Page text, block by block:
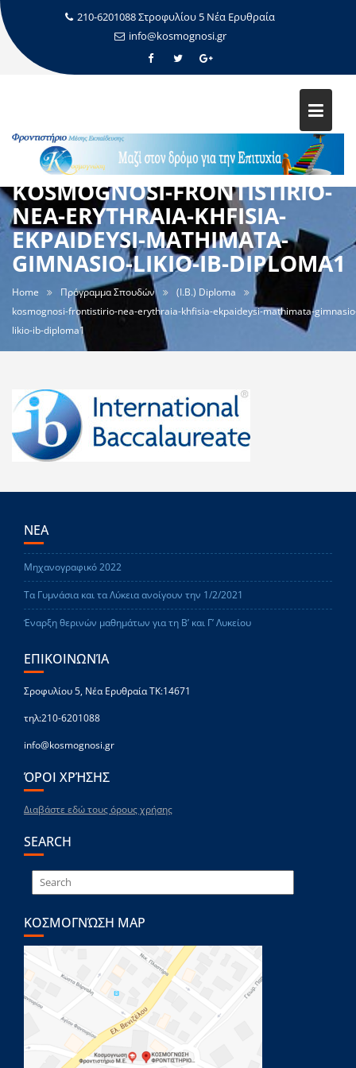
210-6201088 Στροφυλίου 5 Νέα Ερυθραία
info@kosmognosi.gr
KOSMOGNOSI-FRONTISTIRIO-
NEA-ERYTHRAIA-KHFISIA-
EKPAIDEYSI-MATHIMATA-
GIMNASIO-LIKIO-IB-DIPLOMA1
Home Πρόγραμμα Σπουδών
(I.B.) Diploma
kosmognosi-frontistirio-nea-erythraia-khfisia-ekpaideysi-mathimata-
likio-ib-diploma1
ΝΕΑ
Μηχανογραφικό 2022
Τα Γυμνάσια και τα Λύκεια ανοίγουν την 1/2/2021
Έναρξη θερινών μαθημάτων για τη Β’ και Γ’ Λυκείου
ΕΠΙΚΟΙΝΩΝΊΑ
Σροφυλίου 5, Νέα Ερυθραία ΤΚ:14671
τηλ:210-6201088
info@kosmognosi.gr
ΌΡΟΙ ΧΡΉΣΗΣ
Διαβάστε εδώ τους όρους χρήσης
SEARCH
ΚΟΣΜΟΓΝΏΣΗ MAP